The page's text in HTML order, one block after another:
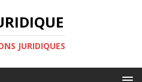
JURIDIQUES